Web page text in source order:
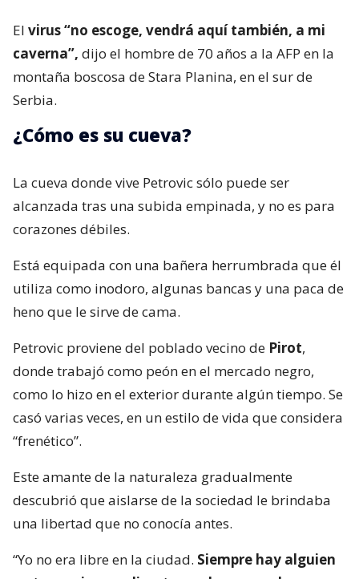
El virus “no escoge, vendrá aquí también, a mi
caverna”, dijo el hombre de 70 años a la AFP en la
montaña boscosa de Stara Planina, en el sur de
Serbia.
¿Cómo es su cueva?
La cueva donde vive Petrovic sólo puede ser
alcanzada tras una subida empinada, y no es para
corazones débiles.
Está equipada con una bañera herrumbrada que él
utiliza como inodoro, algunas bancas y una paca de
heno que le sirve de cama.
Petrovic proviene del poblado vecino de Pirot,
donde trabajó como peón en el mercado negro,
como lo hizo en el exterior durante algún tiempo. Se
casó varias veces, en un estilo de vida que considera
“frenético”.
Este amante de la naturaleza gradualmente
descubrió que aislarse de la sociedad le brindaba
una libertad que no conocía antes.
“Yo no era libre en la ciudad. Siempre hay alguien